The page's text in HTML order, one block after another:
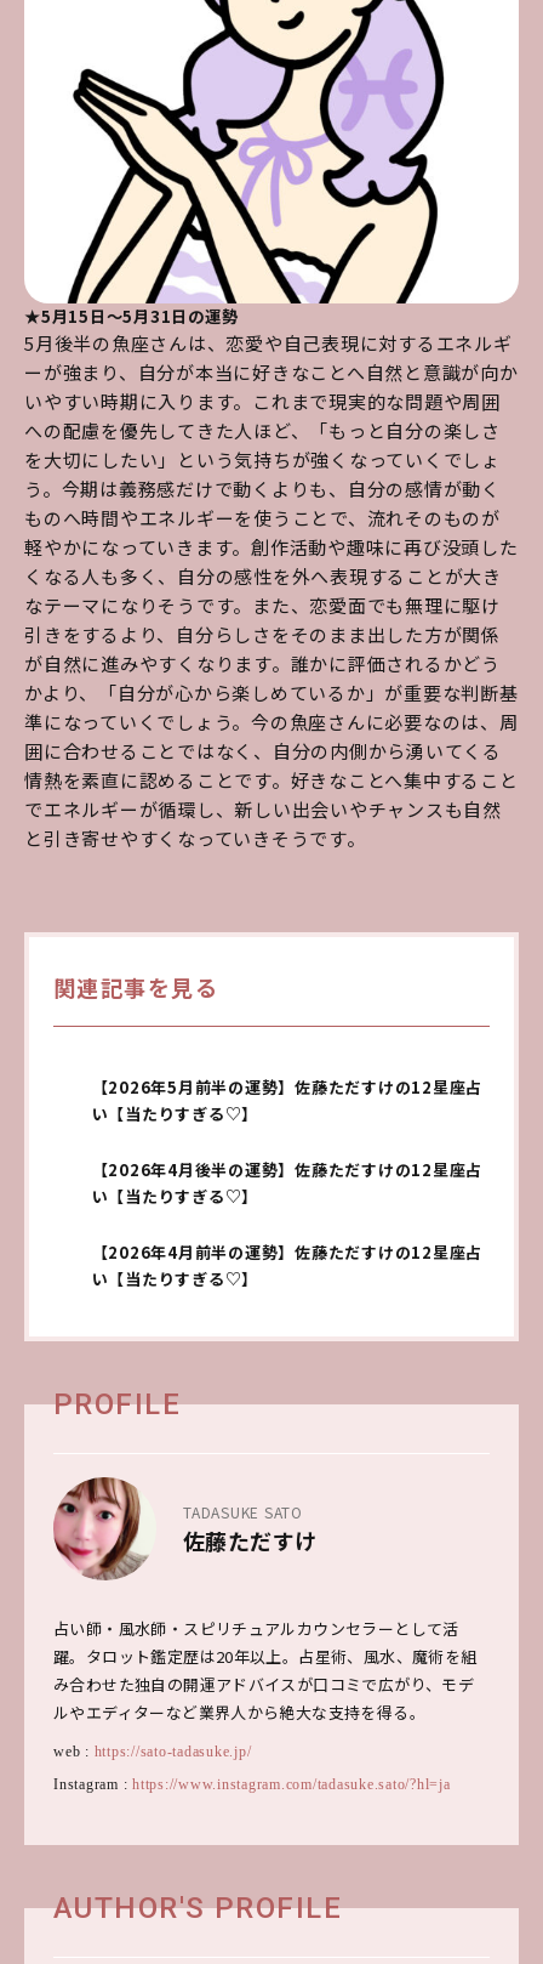
★5月15日～5月31日の運勢
5月後半の魚座さんは、恋愛や自己表現に対するエネルギ
ーが強まり、自分が本当に好きなことへ自然と意識が向か
いやすい時期に入ります。これまで現実的な問題や周囲
への配慮を優先してきた人ほど、「もっと自分の楽しさ
を大切にしたい」という気持ちが強くなっていくでしょ
う。今期は義務感だけで動くよりも、自分の感情が動く
ものへ時間やエネルギーを使うことで、流れそのものが
軽やかになっていきます。創作活動や趣味に再び没頭した
くなる人も多く、自分の感性を外へ表現することが大き
なテーマになりそうです。また、恋愛面でも無理に駆け
引きをするより、自分らしさをそのまま出した方が関係
が自然に進みやすくなります。誰かに評価されるかどう
かより、「自分が心から楽しめているか」が重要な判断基
準になっていくでしょう。今の魚座さんに必要なのは、周
囲に合わせることではなく、自分の内側から湧いてくる
情熱を素直に認めることです。好きなことへ集中すること
でエネルギーが循環し、新しい出会いやチャンスも自然
と引き寄せやすくなっていきそうです。
関連記事を見る
【2026年5月前半の運勢】佐藤ただすけの12星座占
い【当たりすぎる♡】
【2026年4月後半の運勢】佐藤ただすけの12星座占
い【当たりすぎる♡】
【2026年4月前半の運勢】佐藤ただすけの12星座占
い【当たりすぎる♡】
PROFILE
TADASUKE SATO
佐藤ただすけ
占い師・風水師・スピリチュアルカウンセラーとして活
躍。タロット鑑定歴は20年以上。占星術、風水、魔術を組
み合わせた独自の開運アドバイスが口コミで広がり、モデ
ルやエディターなど業界人から絶大な支持を得る。
web : https://sato-tadasuke.jp/
Instagram : https://www.instagram.com/tadasuke.sato/?hl=ja
AUTHOR'S PROFILE